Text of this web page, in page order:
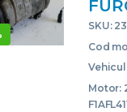
SKU:
Cod
Motor: